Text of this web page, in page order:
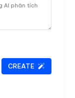
CREATE